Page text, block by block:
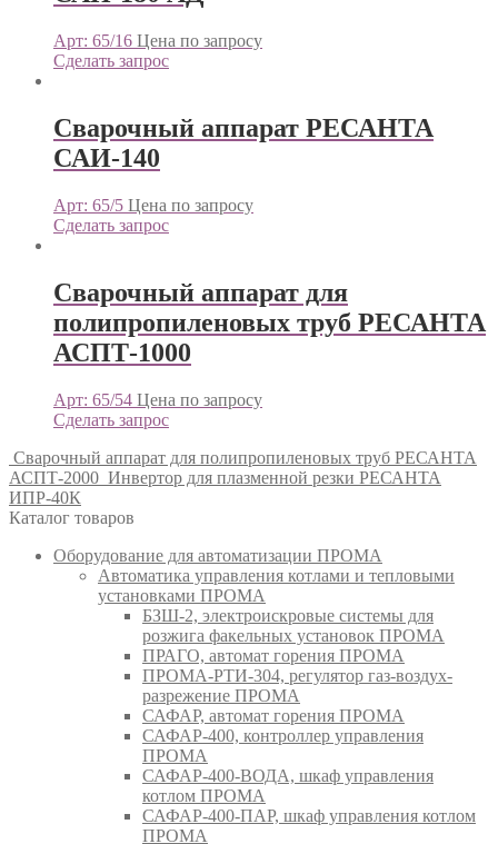
Арт: 65/16 Цена по запросу
Сделать запрос
Сварочный аппарат РЕСАНТА
САИ-140
Арт: 65/5 Цена по запросу
Сделать запрос
Сварочный аппарат для
полипропиленовых труб РЕСАНТА
АСПТ-1000
Арт: 65/54 Цена по запросу
Сделать запрос
Сварочный аппарат для полипропиленовых труб РЕСАНТА
АСПТ-2000 Инвертор для плазменной резки РЕСАНТА
ИПР-40К
Каталог товаров
Оборудование для автоматизации ПРОМА
Автоматика управления котлами и тепловыми
установками ПРОМА
БЗШ-2, электроискровые системы для
розжига факельных установок ПРОМА
ПРАГО, автомат горения ПРОМА
ПРОМА-РТИ-304, регулятор газ-воздух-
разрежение ПРОМА
САФАР, автомат горения ПРОМА
САФАР-400, контроллер управления
ПРОМА
САФАР-400-ВОДА, шкаф управления
котлом ПРОМА
САФАР-400-ПАР, шкаф управления котлом
ПРОМА